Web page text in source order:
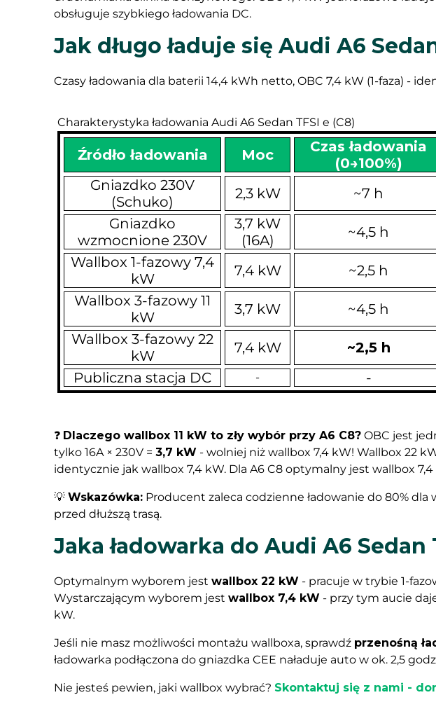
obsługuje szybkiego ładowania DC.
Jak długo ładuje się Audi A6
Czasy ładowania dla baterii 14,4 kWh netto, OBC 7,4 kW (1-faza) -
❓ Dlaczego wallbox 11 kW to zły wybór przy A6 C8? OBC jest
tylko 16A × 230V = 3,7 kW - wolniej niż wallbox 7,4 kW! Wallbox 22
identycznie jak wallbox 7,4 kW. Dla A6 C8 optymalny jest wallbox
💡 Wskazówka: Producent zaleca codzienne ładowanie do 80% dla
przed dłuższą trasą.
Jaka ładowarka do Audi A6
Optymalnym wyborem jest wallbox 22 kW - pracuje w trybie 1-
Wystarczającym wyborem jest wallbox 7,4 kW - przy tym aucie
kW.
Jeśli nie masz możliwości montażu wallboxa, sprawdź przenośną
ładowarka podłączona do gniazdka CEE naładuje auto w ok. 2,5
Nie jesteś pewien, jaki wallbox wybrać? Skontaktuj się z nami -
Charakterystyka ładowania Audi A6 Sedan TFSI e (C8)
Źródło ładowania Moc
Czas ładowania
(0→100%)
Gniazdko 230V
(Schuko)
2,3 kW ~7 h
Gniazdko
wzmocnione 230V
3,7 kW
(16A)
~4,5 h
Wallbox 1-fazowy 7,4
kW
7,4 kW ~2,5 h
Wallbox 3-fazowy 11
kW
3,7 kW ~4,5 h
Wallbox 3-fazowy 22
kW
7,4 kW ~2,5 h
Publiczna stacja DC
- -